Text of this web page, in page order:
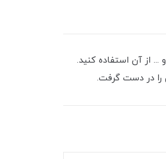
از آن استفاده کنید.
را در دست گرفت.